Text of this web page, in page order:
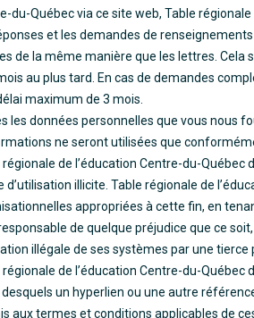
du-Québec via ce site web, Table
et les demandes de
de la même manière que les lettres. Cela
au plus tard. En cas de demandes
maximum de 3 mois.
les données personnelles que vous nous
ne seront utilisées que
régionale de l’éducation Centre-du-
d’utilisation illicite. Table régionale de
appropriées à cette fin, en
de quelque préjudice que ce
illégale de ses systèmes par une tierce
régionale de l’éducation Centre-du-
un hyperlien ou une autre
aux termes et conditions applicables de